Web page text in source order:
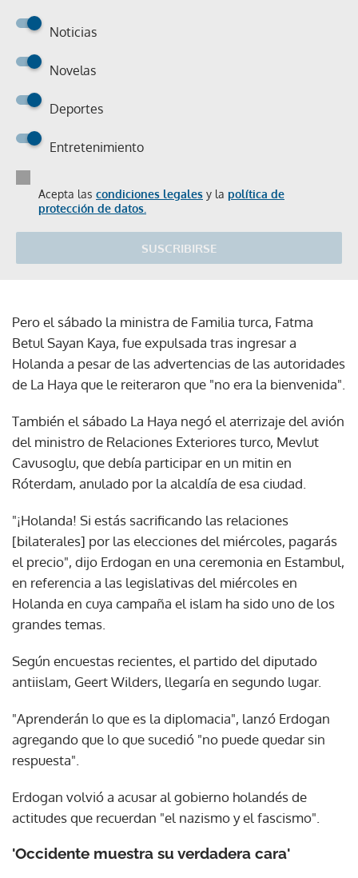
Noticias
Novelas
Deportes
Entretenimiento
Acepta las condiciones legales y la política de
protección de datos.
SUSCRIBIRSE
Pero el sábado la ministra de Familia turca, Fatma
Betul Sayan Kaya, fue expulsada tras ingresar a
Holanda a pesar de las advertencias de las autoridades
de La Haya que le reiteraron que "no era la bienvenida".
También el sábado La Haya negó el aterrizaje del avión
del ministro de Relaciones Exteriores turco, Mevlut
Cavusoglu, que debía participar en un mitin en
Róterdam, anulado por la alcaldía de esa ciudad.
"¡Holanda! Si estás sacrificando las relaciones
[bilaterales] por las elecciones del miércoles, pagarás
el precio", dijo Erdogan en una ceremonia en Estambul,
en referencia a las legislativas del miércoles en
Holanda en cuya campaña el islam ha sido uno de los
grandes temas.
Según encuestas recientes, el partido del diputado
antiislam, Geert Wilders, llegaría en segundo lugar.
"Aprenderán lo que es la diplomacia", lanzó Erdogan
agregando que lo que sucedió "no puede quedar sin
respuesta".
Erdogan volvió a acusar al gobierno holandés de
actitudes que recuerdan "el nazismo y el fascismo".
'Occidente muestra su verdadera cara'